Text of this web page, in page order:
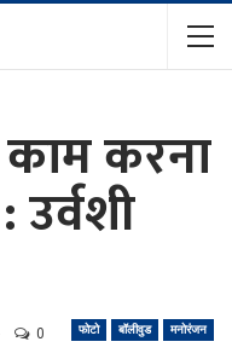
करना
फोटो बॉलीवुड मनोरंजन
0